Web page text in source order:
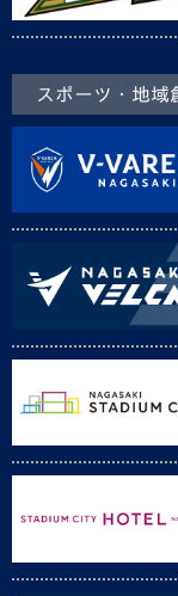
スポーツ・地域